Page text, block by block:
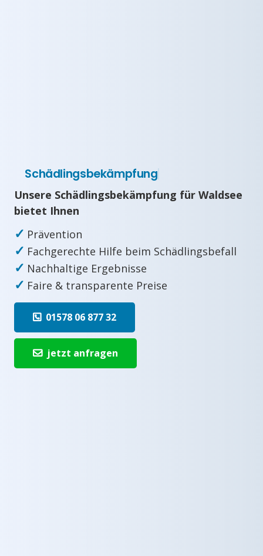
Schädlingsbekämpfung
Unsere Schädlingsbekämpfung für Waldsee
bietet Ihnen
✓ Prävention
✓ Fachgerechte Hilfe beim Schädlingsbefall
✓ Nachhaltige Ergebnisse
✓ Faire & transparente Preise
01578 06 877 32
jetzt anfragen